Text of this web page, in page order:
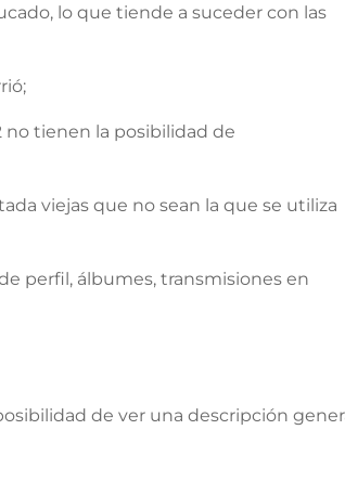
lo que tiende a suceder con las
no tienen la posibilidad de
viejas que no sean la que se utiliza
perfil, álbumes, transmisiones en
de ver una descripción